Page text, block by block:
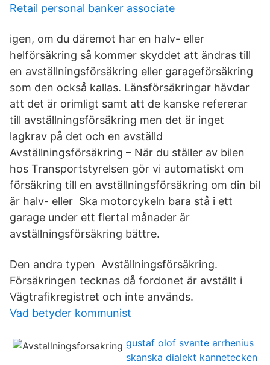
Retail personal banker associate
igen, om du däremot har en halv- eller
helförsäkring så kommer skyddet att ändras till
en avställningsförsäkring eller garageförsäkring
som den också kallas. Länsförsäkringar hävdar
att det är orimligt samt att de kanske refererar
till avställningsförsäkring men det är inget
lagkrav på det och en avställd
Avställningsförsäkring – När du ställer av bilen
hos Transportstyrelsen gör vi automatiskt om
försäkring till en avställningsförsäkring om din bil
är halv- eller Ska motorcykeln bara stå i ett
garage under ett flertal månader är
avställningsförsäkring bättre.
Den andra typen Avställningsförsäkring.
Försäkringen tecknas då fordonet är avställt i
Vägtrafikregistret och inte används.
Vad betyder kommunist
gustaf olof svante arrhenius
skanska dialekt kannetecken